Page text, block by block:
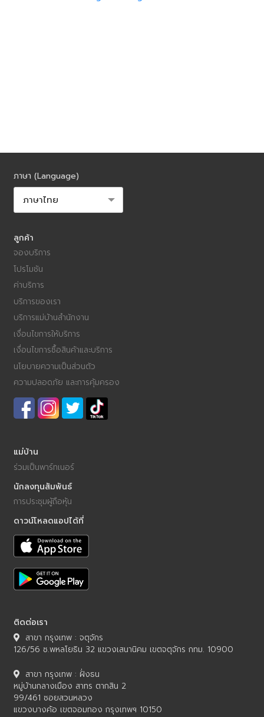
ภาษา (Language)
ลูกค้า
จองบริการ
โปรโมชัน
ค่าบริการ
บริการของเรา
บริการแม่บ้านสำนักงาน
เงื่อนไขการให้บริการ
เงื่อนไขการซื้อสินค้าและบริการ
นโยบายความเป็นส่วนตัว
ความปลอดภัย และการคุ้มครอง
แม่บ้าน
ร่วมเป็นพาร์ทเนอร์
นักลงทุนสัมพันธ์
การประชุมผู้ถือหุ้น
ดาวน์โหลดแอปได้ที่
ติดต่อเรา
สาขา กรุงเทพ : จตุจักร
126/56 ซ.พหลโยธิน 32 แขวงเสนานิคม เขตจตุจักร กทม. 10900
สาขา กรุงเทพ : ฝั่งธน
หมู่บ้านกลางเมือง สาทร ตากสิน 2
99/461 ซอยสวนหลวง
แขวงบางค้อ เขตจอมทอง กรุงเทพฯ 10150